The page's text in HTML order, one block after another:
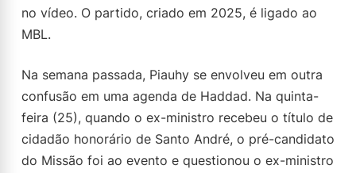
no vídeo. O partido, criado em 2025, é ligado ao
MBL.
Na semana passada, Piauhy se envolveu em outra
confusão em uma agenda de Haddad. Na quinta-
feira (25), quando o ex-ministro recebeu o título de
cidadão honorário de Santo André, o pré-candidato
do Missão foi ao evento e questionou o ex-ministro